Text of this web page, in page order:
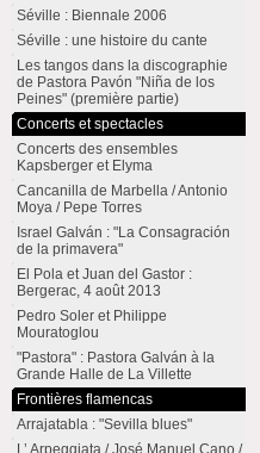
Séville : Biennale 2006
Séville : une histoire du cante
Les tangos dans la discographie
de Pastora Pavón "Niña de los
Peines" (première partie)
Concerts et spectacles
Concerts des ensembles
Kapsberger et Elyma
Cancanilla de Marbella / Antonio
Moya / Pepe Torres
Israel Galván : "La Consagración
de la primavera"
El Pola et Juan del Gastor :
Bergerac, 4 août 2013
Pedro Soler et Philippe
Mouratoglou
"Pastora" : Pastora Galván à la
Grande Halle de La Villette
Frontières flamencas
Arrajatabla : "Sevilla blues"
L’ Arpeggiata / José Manuel Cano /